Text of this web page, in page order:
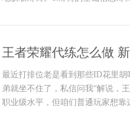
王者荣耀代练怎么做
最近打排位老是看到那些ID花里
弟就坐不住了，私信问我“解说，
职业级水平，但咱们普通玩家想靠